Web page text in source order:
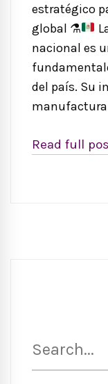
estratégico
global ⚗️
nacional es
del país. Su
manufactura
Read full
for: